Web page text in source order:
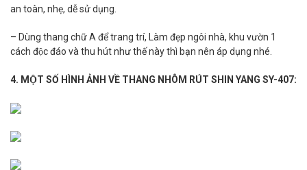
an toàn, nhẹ, dễ sử dụng.
– Dùng thang chữ A để trang trí, Làm đẹp ngôi nhà, khu vườn 1
cách độc đáo và thu hút như thế này thì bạn nên áp dụng nhé.
4. MỘT SỐ HÌNH ẢNH VỀ THANG NHÔM RÚT SHIN YANG SY-407: